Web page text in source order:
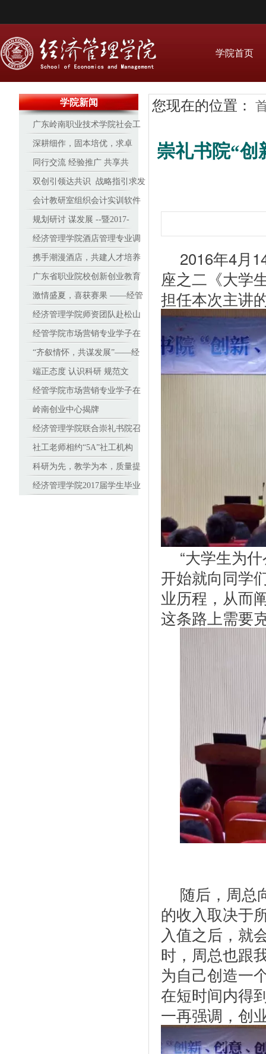
学院首页
学院新闻
广东岭南职业技术学院社会工
作协会受邀参与2017“牵手红丝
带”广州青少年预防艾滋病行动
实务技能培训
深耕细作，固本培优，求卓
越 ——经管16-17学年办学见
成效
同行交流 经验推广 共享共
进 天津职业大学来我院研讨交
流
双创引领达共识 战略指引求发
展
会计教研室组织会计实训软件
培训
规划研讨 谋发展 --暨2017-
2018学年经济管理学院专业建
设与发展研讨会
经济管理学院酒店管理专业调
酒、咖啡赛事再创新高
携手潮漫酒店，共建人才培养
基地
广东省职业院校创新创业教育
师资能力提升班在广东岭南职
业技术学院顺利开班
激情盛夏，喜获赛果 ——经管
学子在全国人力资源管理技能
大赛南部赛区中勇夺特等奖
经济管理学院师资团队赴松山
职业技术学院进行基于美国学
历资格框架(DQP)学分制改革
培训
经管学院市场营销专业学子在
2017（新加坡）全球品牌策划
大赛中国地区选拔赛中折桂
“齐叙情怀，共谋发展”——经
济管理学院校友座谈会顺利召
开
端正态度 认识科研 规范文
本 高教授与青年教师谈学术论
文撰写 ——高职院校里的教科
研沙龙
经管学院市场营销专业学子在
2017（新加坡）全球品牌策划
大赛中国地区选拔赛中折桂
岭南创业中心揭牌
经济管理学院联合崇礼书院召
开教师座谈会
社工老师相约“5A”社工机构
——走访专业深度实践课程合
作单位
科研为先，教学为本，质量提
升 ——高职院校里的教科研沙
经济管理学院2017届学生毕业
您现在的位置：
崇礼书院“创
2016年4月
座之二《大学
担任本次主讲
“大学生为
开始就向同学
业历程，从而
这条路上需要
随后，周总
的收入取决于
入值之后，就
时，周总也跟
为自己创造一
在短时间内得
一再强调，创